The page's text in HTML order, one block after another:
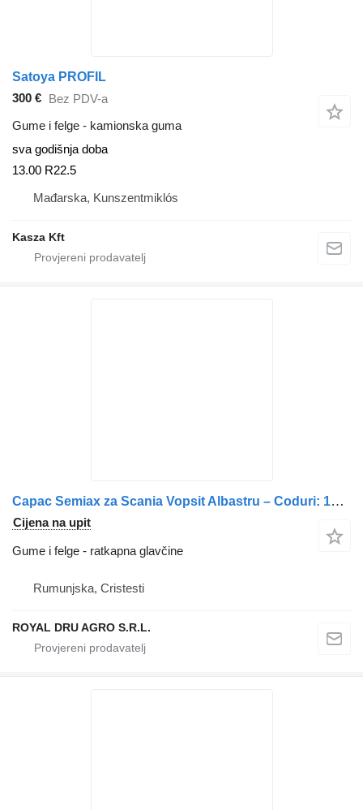
Satoya PROFIL
300 € Bez PDV-a
Gume i felge - kamionska guma
sva godišnja doba
13.00 R22.5
Mađarska, Kunszentmiklós
Kasza Kft
Capac Semiax za Scania Vopsit Albastru – Coduri: 1539231, 2376432, 273020, 1374305, 1414072
Cijena na upit
Gume i felge - ratkapna glavčine
Rumunjska, Cristesti
ROYAL DRU AGRO S.R.L.